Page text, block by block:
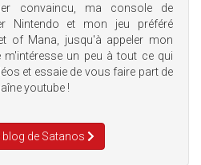
convaincu, ma console de
Nintendo et mon jeu préféré
of Mana, jusqu'à appeler mon
un peu à tout ce qui
et essaie de vous faire part de
youtube !
blog de Satanos